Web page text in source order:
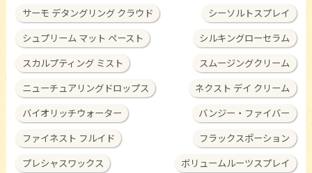
サーモ デタングリング クラウド
シーソルトスプレイ
シュプリーム マット ペースト
シルキングローセラム
スカルプティング ミスト
スムージングクリーム
ニューチュアリングドロップス
ネクスト デイ クリーム
バイオリッチウォーター
バンジー・ファイバー
ファイネスト フルイド
フラックスポーション
プレシャスワックス
ボリュームルーツスプレイ